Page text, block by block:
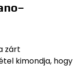
zárt
kimondja, hogy